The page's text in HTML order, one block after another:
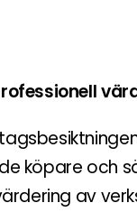
köpare och
av